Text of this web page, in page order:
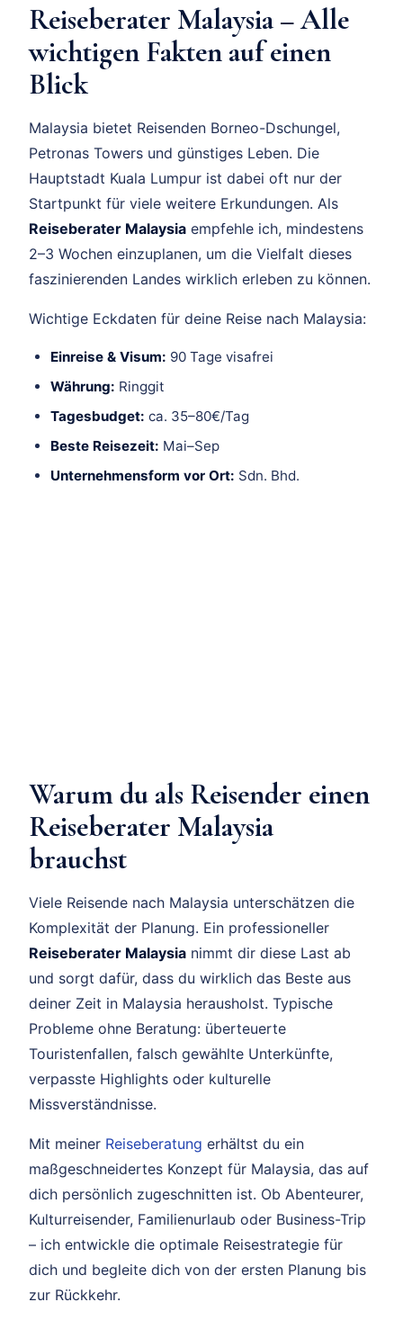
Reiseberater Malaysia – Alle
wichtigen Fakten auf einen
Blick
Malaysia bietet Reisenden Borneo-Dschungel,
Petronas Towers und günstiges Leben. Die
Hauptstadt Kuala Lumpur ist dabei oft nur der
Startpunkt für viele weitere Erkundungen. Als
Reiseberater Malaysia empfehle ich, mindestens
2–3 Wochen einzuplanen, um die Vielfalt dieses
faszinierenden Landes wirklich erleben zu können.
Wichtige Eckdaten für deine Reise nach Malaysia:
Einreise & Visum: 90 Tage visafrei
Währung: Ringgit
Tagesbudget: ca. 35–80€/Tag
Beste Reisezeit: Mai–Sep
Unternehmensform vor Ort: Sdn. Bhd.
Warum du als Reisender einen
Reiseberater Malaysia
brauchst
Viele Reisende nach Malaysia unterschätzen die
Komplexität der Planung. Ein professioneller
Reiseberater Malaysia nimmt dir diese Last ab
und sorgt dafür, dass du wirklich das Beste aus
deiner Zeit in Malaysia herausholst. Typische
Probleme ohne Beratung: überteuerte
Touristenfallen, falsch gewählte Unterkünfte,
verpasste Highlights oder kulturelle
Missverständnisse.
Mit meiner Reiseberatung erhältst du ein
maßgeschneidertes Konzept für Malaysia, das auf
dich persönlich zugeschnitten ist. Ob Abenteurer,
Kulturreisender, Familienurlaub oder Business-Trip
– ich entwickle die optimale Reisestrategie für
dich und begleite dich von der ersten Planung bis
zur Rückkehr.